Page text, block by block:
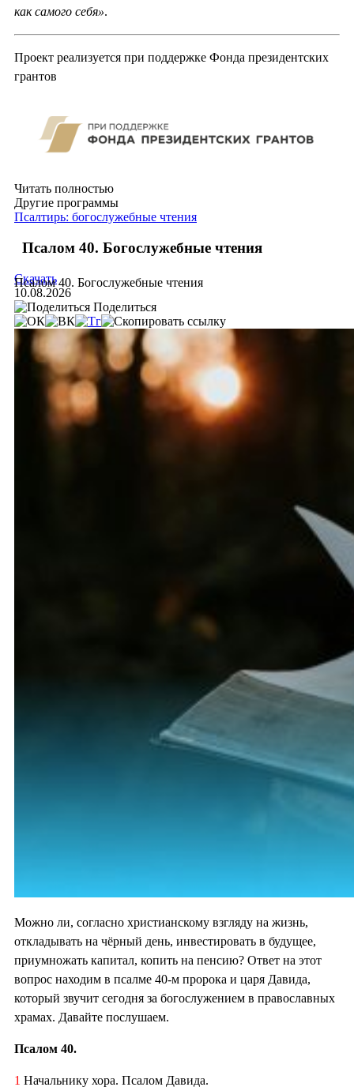
как самого себя».
Проект реализуется при поддержке Фонда президентских
грантов
Читать полностью
Другие программы
Псалтирь: богослужебные чтения
Псалом 40. Богослужебные чтения
Псалом 40. Богослужебные чтения
Скачать
10.08.2026
Поделиться
Можно ли, согласно христианскому взгляду на жизнь,
откладывать на чёрный день, инвестировать в будущее,
приумножать капитал, копить на пенсию? Ответ на этот
вопрос находим в псалме 40-м пророка и царя Давида,
который звучит сегодня за богослужением в православных
храмах. Давайте послушаем.
Псалом 40.
1 Начальнику хора. Псалом Давида.